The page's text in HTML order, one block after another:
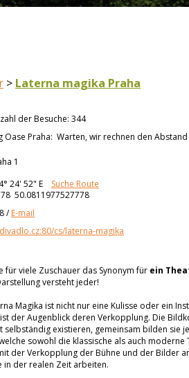
> Laterna magika Praha
der Besuche: 344
Oase Praha: Warten, wir rechnen den
1
24' 52" E
Suche Route
50.0811977527778
/E-mail
cs/laterna-magika
für viele Zuschauer das Synonym für ein
versteht jeder!
Magika ist nicht nur eine Kulisse oder ein
der Augenblick deren Verkopplung. Die
selbständig existieren, gemeinsam bilden sie
sowohl die klassische als auch
der Verkopplung der Bühne und der Bilder
in der realen Zeit arbeiten.